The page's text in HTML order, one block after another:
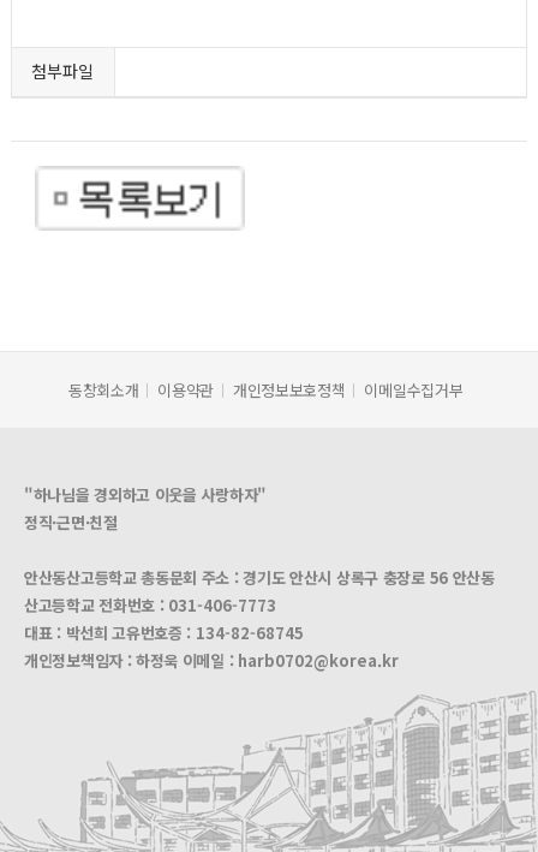
첨부파일
동창회소개 이용약관 개인정보보호정책 이메일수집거부
"하나님을 경외하고 이웃을 사랑하자"
정직·근면·친절
안산동산고등학교 총동문회 주소 : 경기도 안산시 상록구 충장로 56 안산동
산고등학교 전화번호 : 031-406-7773
대표 : 박선희 고유번호증 : 134-82-68745
개인정보책임자 : 하정욱 이메일 : harb0702@korea.kr